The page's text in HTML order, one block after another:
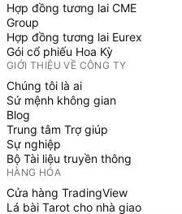
Hợp đồng tương lai CME
Group
Hợp đồng tương lai Eurex
Gói cổ phiếu Hoa Kỳ
GIỚI THIỆU VỀ CÔNG TY
Chúng tôi là ai
Sứ mệnh không gian
Blog
Trung tâm Trợ giúp
Sự nghiệp
Bộ Tài liệu truyền thông
HÀNG HÓA
Cửa hàng TradingView
Lá bài Tarot cho nhà giao